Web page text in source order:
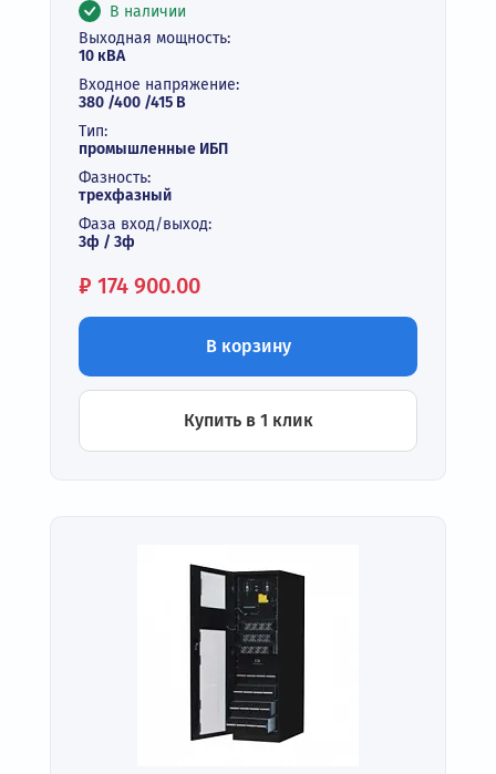
В наличии
Выходная мощность:
10 кВА
Входное напряжение:
380 /400 /415 В
Тип:
промышленные ИБП
Фазность:
трехфазный
Фаза вход/выход:
3ф / 3ф
Цена:
₽ 174 900.00
В корзину
Купить в 1 клик